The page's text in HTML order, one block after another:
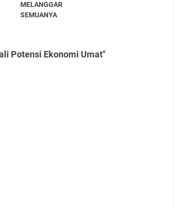
MELANGGAR
SEMUANYA
Potensi Ekonomi Umat"